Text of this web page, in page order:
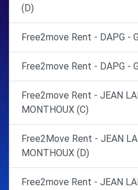
(D)
Free2move Rent - DAPG -
Free2move Rent - DAPG -
Free2move Rent - JEAN
MONTHOUX (C)
Free2Move Rent - JEAN
MONTHOUX (D)
Free2move Rent - JEAN